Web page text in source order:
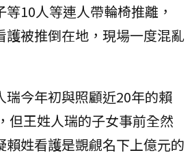
10人等連人帶輪椅推離，
護被推倒在地，現場一度混亂
瑞今年初與照顧近20年的賴
，但王姓人瑞的子女事前全然
賴姓看護是覬覦名下上億元的